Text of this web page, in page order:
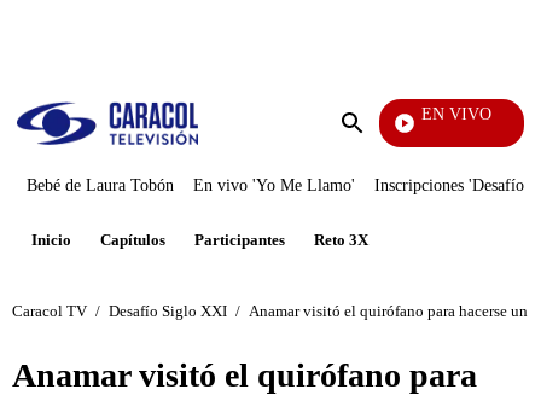
Enviar
EN VIVO
Bebé de Laura Tobón En vivo 'Yo Me Llamo' Inscripciones 'Desafío'
Inicio Capítulos Participantes Reto 3X
Caracol TV / Desafío Siglo XXI / Anamar visitó el quirófano para hacerse un
Anamar visitó el quirófano para